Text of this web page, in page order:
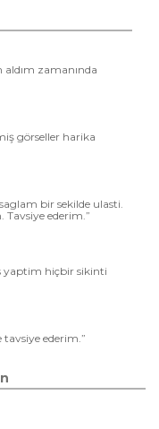
zamanında
görseller harika
bir sekilde ulasti.
Tavsiye ederim.”
yaptim hiçbir sikinti
ederim.”